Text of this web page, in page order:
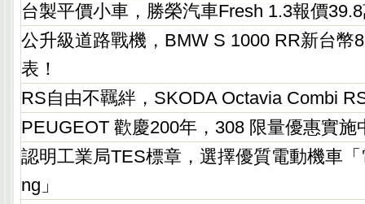
台製平價小車，勝榮汽車Fresh 1.3報價
公升級道路戰機，BMW S 1000 RR新台幣
表！
RS自由不羈絆，SKODA Octavia Combi
PEUGEOT 歡慶200年，308 限量優惠實施
認明工業局TES標章，選擇優質電動機車
ng」